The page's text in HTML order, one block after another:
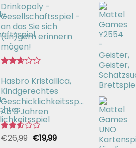
Drinkopoly -
Gesellschaftsspiel -
an das Sie sich
(un)gern erinnern
mögen!
mit
2.67
von 5
Hasbro Kristallica,
Kindgerechtes
Geschicklichkeitsspiel
Ab 3 Jahren
Bewertet
€26,99 Ursprünglicher
€19,99Aktueller